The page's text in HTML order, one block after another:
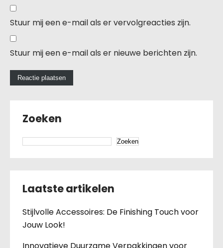
Stuur mij een e-mail als er vervolgreacties zijn.
Stuur mij een e-mail als er nieuwe berichten zijn.
Zoeken
Zoeken
Laatste artikelen
Stijlvolle Accessoires: De Finishing Touch voor
Jouw Look!